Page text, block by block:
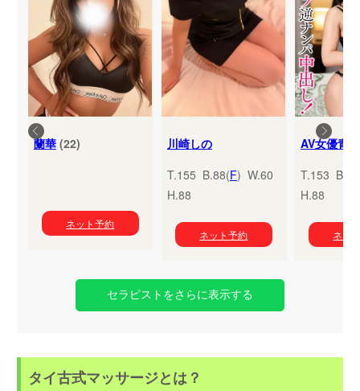
蘭華(22)
ネット予約
川崎しの
T.155 B.88(F) W.60
H.88
ネット予約
T.153
H.88
ネッ
セラピストをさらに表示する
タイ古式マッサージとは？